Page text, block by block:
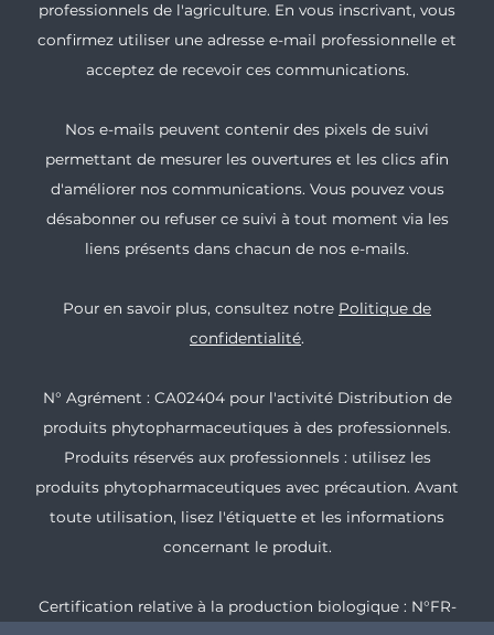
professionnels de l'agriculture. En vous inscrivant, vous
confirmez utiliser une adresse e-mail professionnelle et
acceptez de recevoir ces communications.
Nos e-mails peuvent contenir des pixels de suivi
permettant de mesurer les ouvertures et les clics afin
d'améliorer nos communications. Vous pouvez vous
désabonner ou refuser ce suivi à tout moment via les
liens présents dans chacun de nos e-mails.
Pour en savoir plus, consultez notre Politique de
confidentialité.
N° Agrément : CA02404 pour l'activité Distribution de
produits phytopharmaceutiques à des professionnels.
Produits réservés aux professionnels : utilisez les
produits phytopharmaceutiques avec précaution. Avant
toute utilisation, lisez l'étiquette et les informations
concernant le produit.
Certification relative à la production biologique : N°FR-